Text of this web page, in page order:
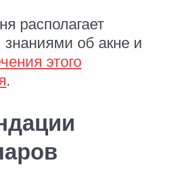
располагает
об акне и
этого
.